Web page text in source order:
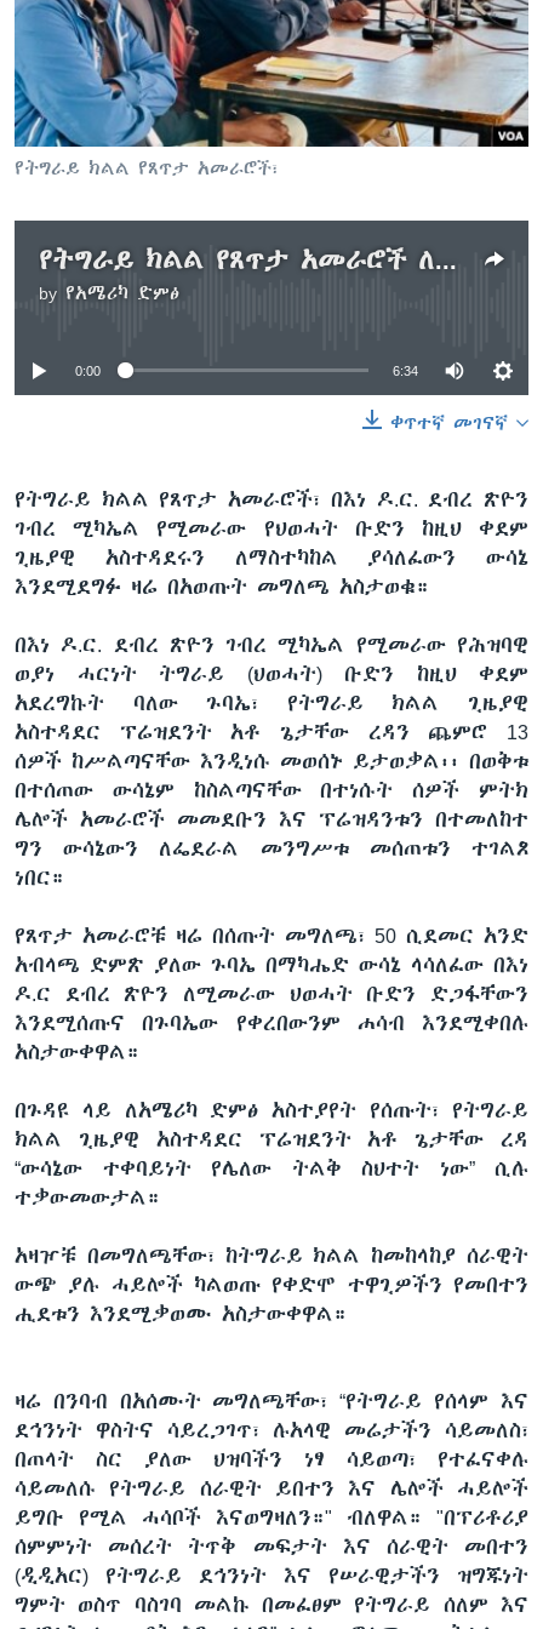
ቋንቋዎች
የትግራይ ክልል የጸጥታ አመራሮች፣
የትግራይ ክልል የጸጥታ አመራሮች ለእነ ዶ.ር ደብረ ጽዮን ቡድን ሐሳብ ድጋፋቸውን ሰጡ
by የአሜሪካ ድምፅ
No media source currently available
0:00 6:34
ቀጥተኛ መገናኛ
የትግራይ ክልል የጸጥታ አመራሮች፣ በእነ ዶ.ር. ደብረ ጽዮን
ገብረ ሚካኤል የሚመራው የህወሓት ቡድን ከዚህ ቀደም
ጊዜያዊ አስተዳደሩን ለማስተካከል ያሳለፈውን ውሳኔ
እንደሚደግፉ ዛሬ በአወጡት መግለጫ አስታወቁ።
በእነ ዶ.ር. ደብረ ጽዮን ገብረ ሚካኤል የሚመራው የሕዝባዊ
ወያነ ሓርነት ትግራይ (ህወሓት) ቡድን ከዚህ ቀደም
አደረግኩት ባለው ጉባኤ፣ የትግራይ ክልል ጊዜያዊ
አስተዳደር ፕሬዝደንት አቶ ጌታቸው ረዳን ጨምሮ 13
ሰዎች ከሥልጣናቸው እንዲነሱ መወሰኑ ይታወቃል፡፡ በወቅቱ
በተሰጠው ውሳኔም ከስልጣናቸው በተነሱት ሰዎች ምትክ
ሌሎች አመራሮች መመደቡን እና ፕሬዝዳንቱን በተመለከተ
ግን ውሳኔውን ለፌደራል መንግሥቱ መሰጠቱን ተገልጾ
ነበር።
የጸጥታ አመራሮቹ ዛሬ በሰጡት መግለጫ፣ 50 ሲደመር አንድ
አብላጫ ድምጽ ያለው ጉባኤ በማካሔድ ውሳኔ ላሳለፈው በእነ
ዶ.ር ደብረ ጽዮን ለሚመራው ህወሓት ቡድን ድጋፋቸውን
እንደሚሰጡና በጉባኤው የቀረበውንም ሐሳብ እንደሚቀበሉ
አስታውቀዋል።
በጉዳዩ ላይ ለአሜሪካ ድምፅ አስተያየት የሰጡት፣ የትግራይ
ክልል ጊዜያዊ አስተዳደር ፕሬዝደንት አቶ ጌታቸው ረዳ
“ውሳኔው ተቀባይነት የሌለው ትልቅ ስህተት ነው” ሲሉ
ተቃውመውታል።
አዛዦቹ በመግለጫቸው፣ ከትግራይ ክልል ከመከላከያ ሰራዊት
ውጭ ያሉ ሓይሎች ካልወጡ የቀድሞ ተዋጊዎችን የመበተን
ሒደቱን እንደሚቃወሙ አስታውቀዋል።
ዛሬ በንባብ በአሰሙት መግለጫቸው፣ “የትግራይ የሰላም እና
ደኅንነት ዋስትና ሳይረጋገጥ፣ ሉአላዊ መሬታችን ሳይመለስ፣
በጠላት ስር ያለው ህዝባችን ነፃ ሳይወጣ፣ የተፈናቀሉ
ሳይመለሱ የትግራይ ሰራዊት ይበተን እና ሌሎች ሓይሎች
ይግቡ የሚል ሓሳቦች እናወግዛለን።" ብለዋል። "በፕሪቶሪያ
ሰምምነት መሰረት ትጥቅ መፍታት እና ሰራዊት መበተን
(ዲዲአር) የትግራይ ደኅንነት እና የሠራዊታችን ዝግጁነት
ግምት ወስጥ ባስገባ መልኩ በመፈፀም የትግራይ ሰለም እና